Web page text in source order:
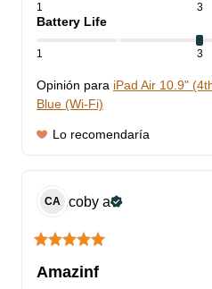
1 3
Battery Life
1 3
Opinión para iPad Air 10.9"
Blue (Wi-Fi)
Lo recomendaría
CA coby a
Amazinf